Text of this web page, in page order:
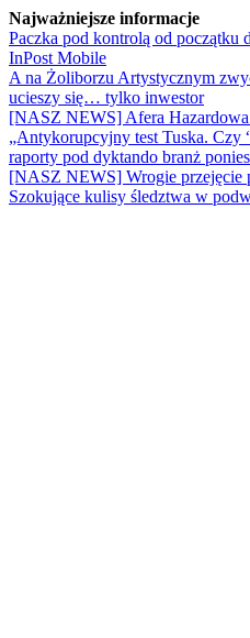
Najważniejsze informacje
Paczka pod kontrolą od początku
InPost Mobile
A na Żoliborzu Artystycznym
ucieszy się… tylko inwestor
[NASZ NEWS] Afera
„Antykorupcyjny test Tuska. Czy
raporty pod dyktando branż
[NASZ NEWS] Wrogie przejęcie
Szokujące kulisy śledztwa w